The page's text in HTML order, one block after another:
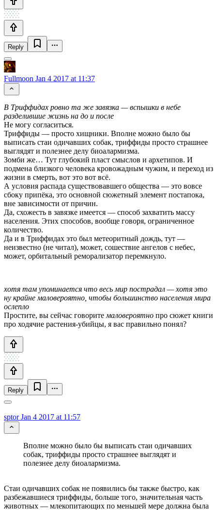
Reply
Fullmoon Jan 4 2017 at 11:37
В Триффидах ровно та же завязка — вспышки в небе
разделившие жизнь на до и после
Не могу согласиться.
Триффиды — просто хищники. Вполне можно было бы
выписать стаи одичавших собак, триффиды просто страшнее
выглядят и полезнее делу биоалармизма.
Зомби же… Тут глубокий пласт смыслов и архетипов. И
подмена близкого человека кровожадным чужим, и переход из
жизни в смерть, вот это вот всё.
А условия распада существовавшего общества — это вовсе
сбоку припёка, это основной сюжетный элемент постапока,
вне зависимости от причин.
Да, схожесть в завязке имеется — способ захватить массу
населения. Этих способов, вообще говоря, ограниченное
количество.
Да и в Триффидах это был метеоритный дождь, тут —
неизвестно (не читал), может, сошествие ангелов с небес,
может, орбитальный реморализатор перемкнуло.
хотя там упоминается что весь мир пострадал — хотя это
ну крайне маловероятно, чтобы большинство населения мира
ослепло
Простите, вы сейчас говорите маловероятно про сюжет книги
про ходячие растения-убийцы, я вас правильно понял?
Reply
sptorJan 4 2017 at 11:57
Вполне можно было бы выписать стаи одичавших
собак, триффиды просто страшнее выглядят и
полезнее делу биоалармизма.
Стаи одичавших собак не появились бы также быстро, как
разбежавшиеся триффиды, больше того, значительная часть
животных — млекопитающих по меньшей мере должна была